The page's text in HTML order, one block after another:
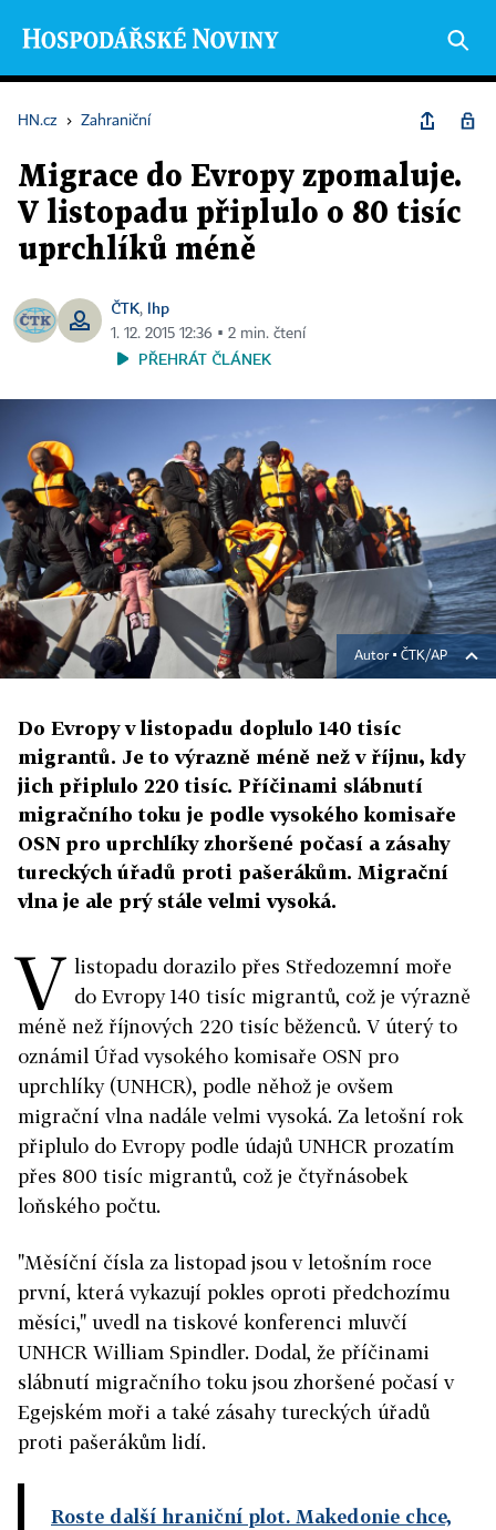
HN.cz › Zahraniční
Migrace do Evropy zpomaluje.
V listopadu připlulo o 80 tisíc
uprchlíků méně
ČTK, lhp
1. 12. 2015 12:36 ▪ 2 min. čtení
PŘEHRÁT ČLÁNEK
Autor ▪ ČTK/AP
Do Evropy v listopadu doplulo 140 tisíc
migrantů. Je to výrazně méně než v říjnu, kdy
jich připlulo 220 tisíc. Příčinami slábnutí
migračního toku je podle vysokého komisaře
OSN pro uprchlíky zhoršené počasí a zásahy
tureckých úřadů proti pašerákům. Migrační
vlna je ale prý stále velmi vysoká.
V listopadu dorazilo přes Středozemní moře
do Evropy 140 tisíc migrantů, což je výrazně
méně než říjnových 220 tisíc běženců. V úterý to
oznámil Úřad vysokého komisaře OSN pro
uprchlíky (UNHCR), podle něhož je ovšem
migrační vlna nadále velmi vysoká. Za letošní rok
připlulo do Evropy podle údajů UNHCR prozatím
přes 800 tisíc migrantů, což je čtyřnásobek
loňského počtu.
"Měsíční čísla za listopad jsou v letošním roce
první, která vykazují pokles oproti předchozímu
měsíci," uvedl na tiskové konferenci mluvčí
UNHCR William Spindler. Dodal, že příčinami
slábnutí migračního toku jsou zhoršené počasí v
Egejském moři a také zásahy tureckých úřadů
proti pašerákům lidí.
Roste další hraniční plot. Makedonie chce,